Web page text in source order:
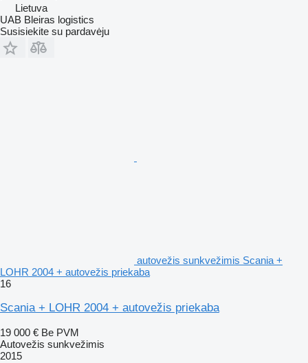
Lietuva
UAB Bleiras logistics
Susisiekite su pardavėju
autovežis sunkvežimis Scania +
LOHR 2004 + autovežis priekaba
16
Scania + LOHR 2004 + autovežis priekaba
19 000 € Be PVM
Autovežis sunkvežimis
2015